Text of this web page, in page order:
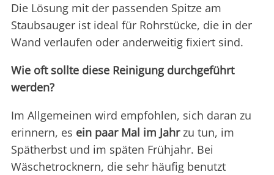
Die Lösung mit der passenden Spitze am
Staubsauger ist ideal für Rohrstücke, die in der
Wand verlaufen oder anderweitig fixiert sind.
Wie oft sollte diese Reinigung durchgeführt
werden?
Im Allgemeinen wird empfohlen, sich daran zu
erinnern, es ein paar Mal im Jahrzu tun, im
Spätherbst und im späten Frühjahr. Bei
Wäschetrocknern, die sehr häufig benutzt